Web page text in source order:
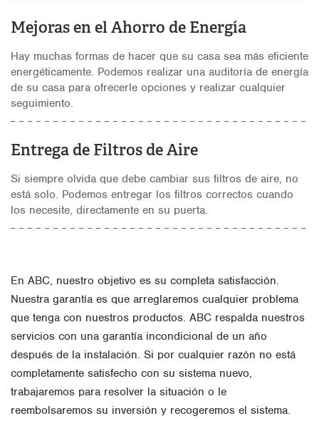
Mejoras en el Ahorro de Energía
Hay muchas formas de hacer que su casa sea más eficiente
energéticamente. Podemos realizar una auditoría de energía
de su casa para ofrecerle opciones y realizar cualquier
seguimiento.
Entrega de Filtros de Aire
Si siempre olvida que debe cambiar sus filtros de aire, no
está solo. Podemos entregar los filtros correctos cuando
los necesite, directamente en su puerta.
En ABC, nuestro objetivo es su completa satisfacción.
Nuestra garantía es que arreglaremos cualquier problema
que tenga con nuestros productos. ABC respalda nuestros
servicios con una garantía incondicional de un año
después de la instalación. Si por cualquier razón no está
completamente satisfecho con su sistema nuevo,
trabajaremos para resolver la situación o le
reembolsaremos su inversión y recogeremos el sistema.